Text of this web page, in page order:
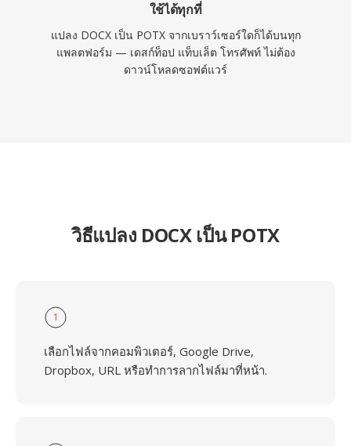
ใช้ได้ทุกที่
แปลง DOCX เป็น POTX จากเบราว์เซอร์ใดก็ได้บนทุก
แพลตฟอร์ม — เดสก์ท็อป แท็บเล็ต โทรศัพท์ ไม่ต้อง
ดาวน์โหลดซอฟต์แวร์
วิธีแปลง DOCX เป็น POTX
1
เลือกไฟล์จากคอมพิวเตอร์, Google Drive,
Dropbox, URL หรือทำการลากไฟล์มาที่หน้า.